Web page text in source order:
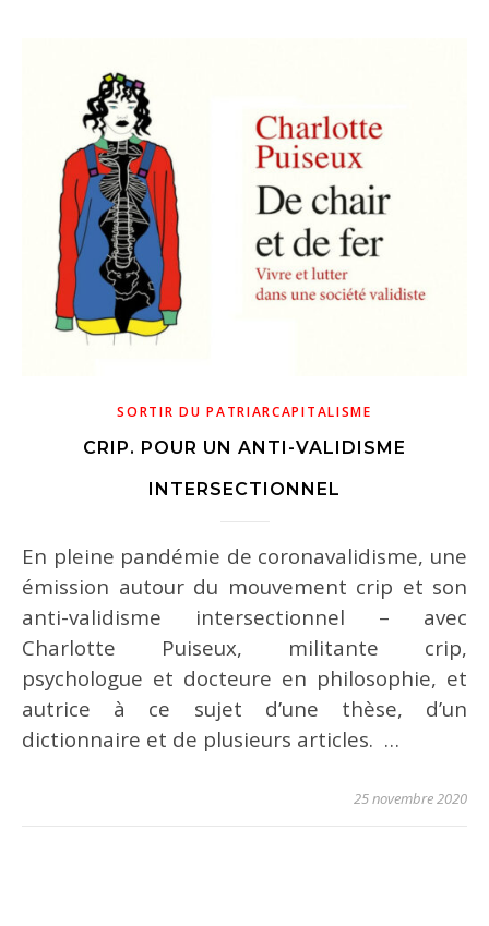
SORTIR DU PATRIARCAPITALISME
CRIP. POUR UN ANTI-VALIDISME
INTERSECTIONNEL
En pleine pandémie de coronavalidisme, une
émission autour du mouvement crip et son
anti-validisme intersectionnel – avec
Charlotte Puiseux, militante crip,
psychologue et docteure en philosophie, et
autrice à ce sujet d’une thèse, d’un
dictionnaire et de plusieurs articles. …
25 novembre 2020